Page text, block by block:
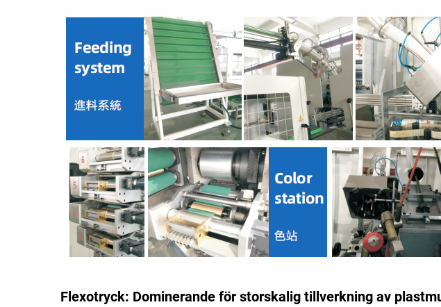
Flexotryck: Dominerande för storskalig tillverkning av